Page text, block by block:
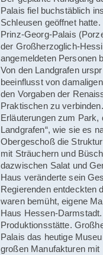
Palais fiel buchstäblich
Schleusen geöffnet
Prinz-Georg-Palais
der Großherzoglich-
angemeldeten Personen
Von den Landgrafen
beeinflusst von
den Vorgaben der
Praktischen zu
Erläuterungen zum Park,
Landgrafen“, wie sie es
Obergeschoß die
mit Sträuchern und
dazwischen Salat und
Haus veränderte sein
Regierenden entdeckten
waren bemüht, eigene
Haus Hessen-
Produktionsstätte.
Palais das heutige
großen Manufakturen